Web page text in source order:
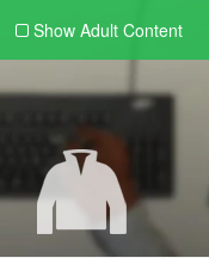
Show Adult Content